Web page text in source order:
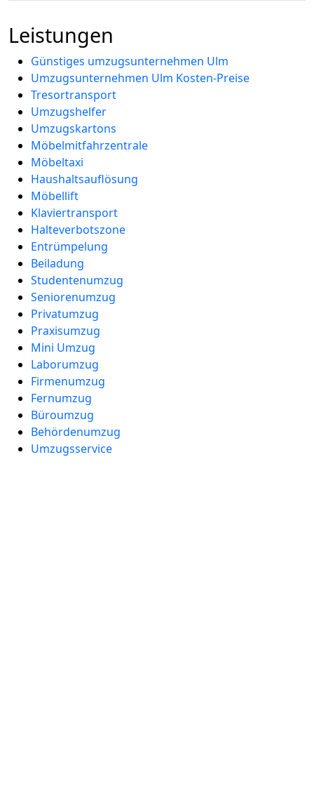
Leistungen
Günstiges umzugsunternehmen Ulm
Umzugsunternehmen Ulm Kosten-Preise
Tresortransport
Umzugshelfer
Umzugskartons
Möbelmitfahrzentrale
Möbeltaxi
Haushaltsauflösung
Möbellift
Klaviertransport
Halteverbotszone
Entrümpelung
Beiladung
Studentenumzug
Seniorenumzug
Privatumzug
Praxisumzug
Mini Umzug
Laborumzug
Firmenumzug
Fernumzug
Büroumzug
Behördenumzug
Umzugsservice